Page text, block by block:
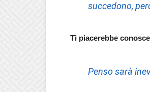
succedono,
Ti piacerebbe
Penso sarà